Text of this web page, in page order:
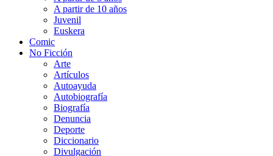
A partir de 10 años
Juvenil
Euskera
Comic
No Ficción
Arte
Artículos
Autoayuda
Autobiografía
Biografía
Denuncia
Deporte
Diccionario
Divulgación